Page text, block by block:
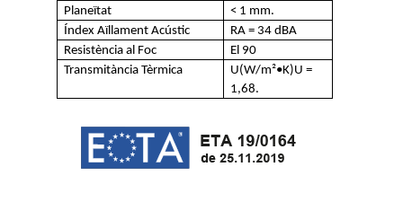
Planeïtat
< 1 mm.
Índex Aïllament Acústic
RA = 34 dBA
Resistència al Foc
El 90
Transmitància Tèrmica
U(W/m²•K)U =
1,68.